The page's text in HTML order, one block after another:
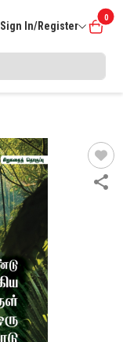
Sign In/Register
0